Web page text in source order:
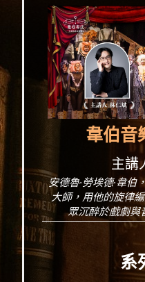
韋伯音
主講
安德魯·勞埃德·韋伯
大師，用他的旋律
眾沉醉於戲劇與
系